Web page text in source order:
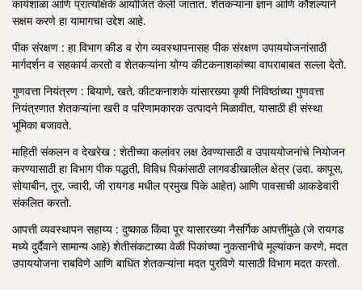
कार्यशाळा आणि प्रात्यक्षिके आयोजित केली जातात. शेतकऱ्यांना ज्ञान आणि कौशल्याने
सक्षम करणे हा यामागचा उद्देश आहे.
पीक संरक्षण : हा विभाग कीड व रोग व्यवस्थापनासह पीक संरक्षण उपाययोजनांसाठी
मार्गदर्शन व सहकार्य करतो व शेतकऱ्यांना योग्य कीटकनाशकांच्या वापराबाबत सल्ला देतो.
गुणवत्ता नियंत्रण : बियाणे, खते, कीटकनाशके यांसारख्या कृषी निविष्ठांच्या गुणवत्ता
नियंत्रणात शेतकऱ्यांना खरी व परिणामकारक उत्पादने मिळावीत, यासाठी ही संस्था
भूमिका बजावते.
माहिती संकलन व देखरेख : शेतीच्या कलांवर लक्ष ठेवण्यासाठी व उपाययोजनांचे नियोजन
करण्यासाठी हा विभाग पीक पद्धती, विविध पिकांसाठी लागवडीखालील क्षेत्र (उदा. कापूस,
सोयाबीन, तूर, ज्वारी, जी रायगड मधील प्रमुख पिके आहेत) आणि पावसाची आकडेवारी
संकलित करतो.
आपत्ती व्यवस्थापन सहाय्य : दुष्काळ किंवा पूर यासारख्या नैसर्गिक आपत्तींमुळे (जे रायगड
मध्ये दुर्दैवाने सामान्य आहे) शेतीसंकटाच्या वेळी पिकांच्या नुकसानीचे मूल्यांकन करणे, मदत
उपाययोजना राबविणे आणि बाधित शेतकऱ्यांना मदत पुरविणे यासाठी विभाग मदत करतो.